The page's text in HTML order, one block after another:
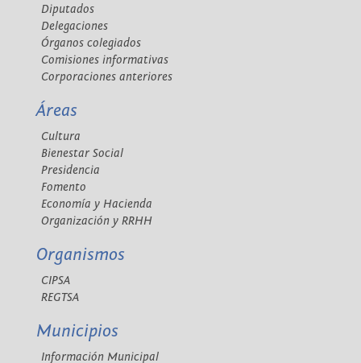
Diputados
Delegaciones
Órganos colegiados
Comisiones informativas
Corporaciones anteriores
Áreas
Cultura
Bienestar Social
Presidencia
Fomento
Economía y Hacienda
Organización y RRHH
Organismos
CIPSA
REGTSA
Municipios
Información Municipal